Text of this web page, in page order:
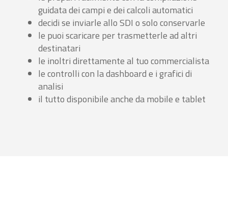
guidata dei campi e dei calcoli automatici
decidi se inviarle allo SDI o solo conservarle
le puoi scaricare per trasmetterle ad altri
destinatari
le inoltri direttamente al tuo commercialista
le controlli con la dashboard e i grafici di
analisi
il tutto disponibile anche da mobile e tablet